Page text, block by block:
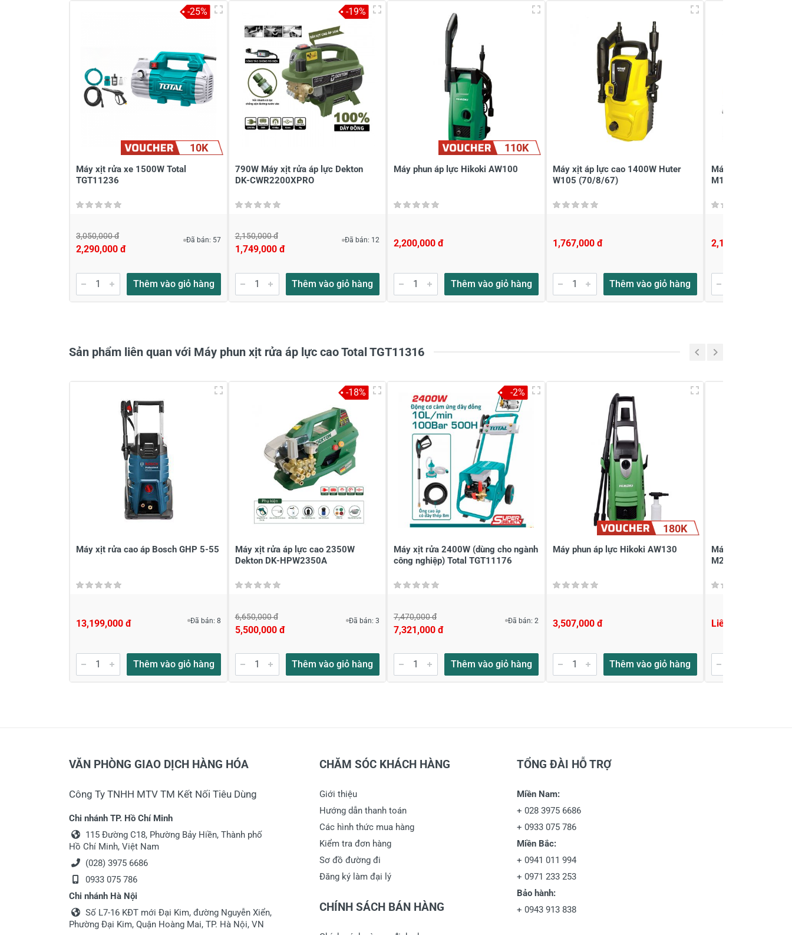
Khách hàng nhận xét về sản phẩm
Lê văn đính
Sản phẩm
Máy mà bảo nhiêu, có tự hút được không, khích thước thế nào , sao không có đủ thông số làm sao biết mà mua
17/04/2021
Gửi nhận xét
10K
Máy xịt rửa xe 1500W Total
TGT11236
3,050,000 đ
2,290,000 đ
Đã bán: 57
Thêm vào giỏ hàng
-25%
790W Máy xịt rửa áp lực Dekton
DK-CWR2200XPRO
2,150,000 đ
1,749,000 đ
Đã bán: 12
Thêm vào giỏ hàng
-19%
110K
Máy phun áp lực Hikoki AW100
2,200,000 đ
Thêm vào giỏ hàng
Máy xịt áp lực cao 1400W Huter
W105 (70/8/67)
1,767,000 đ
Thêm vào giỏ hàng
Máy xịt áp lực cao
M135-HP (70/8/68)
2,185,000 đ
Sản phẩm liên quan với Máy phun xịt rửa áp lực cao Total TGT11316
Máy xịt rửa cao áp Bosch GHP 5-55
13,199,000 đ Đã bán: 8
Thêm vào giỏ hàng
Máy xịt rửa áp lực cao 2350W
Dekton DK-HPW2350A
6,650,000 đ
5,500,000 đ
Đã bán: 3
Thêm vào giỏ hàng
-18%
Máy xịt rửa 2400W (dùng cho ngành
công nghiệp) Total TGT11176
7,470,000 đ
7,321,000 đ
Đã bán: 2
Thêm vào giỏ hàng
-2%
180K
Máy phun áp lực Hikoki AW130
3,507,000 đ
Thêm vào giỏ hàng
Máy phun xịt rửa
M26
Liên hệ
VĂN PHÒNG GIAO DỊCH HÀNG HÓA
Công Ty TNHH MTV TM Kết Nối Tiêu Dùng
Chi nhánh TP. Hồ Chí Minh
115 Đường C18, Phường Bảy Hiền, Thành phố
Hồ Chí Minh, Việt Nam
(028) 3975 6686
0933 075 786
Chi nhánh Hà Nội
Số L7-16 KĐT mới Đại Kim, đường Nguyễn Xiển,
Phường Đại Kim, Quận Hoàng Mai, TP. Hà Nội, VN
CHĂM SÓC KHÁCH HÀNG
Giới thiệu
Hướng dẫn thanh toán
Các hình thức mua hàng
Kiểm tra đơn hàng
Sơ đồ đường đi
Đăng ký làm đại lý
CHÍNH SÁCH BÁN HÀNG
TỔNG ĐÀI HỖ TRỢ
Miền Nam:
+ 028 3975 6686
+ 0933 075 786
Miền Bắc:
+ 0941 011 994
+ 0971 233 253
Bảo hành:
+ 0943 913 838